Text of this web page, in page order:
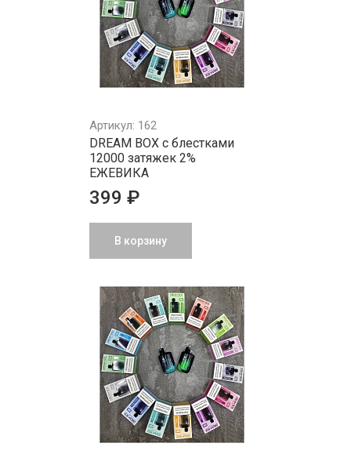
Артикул: 162
DREAM BOX с блестками
12000 затяжек 2%
ЕЖЕВИКА
399 ₽
В корзину